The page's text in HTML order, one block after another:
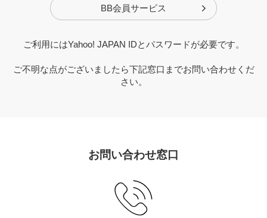
BB会員サービス
ご利用にはYahoo! JAPAN IDとパスワードが必要です。
ご不明な点がございましたら下記窓口までお問い合わせくだ
さい。
お問い合わせ窓口